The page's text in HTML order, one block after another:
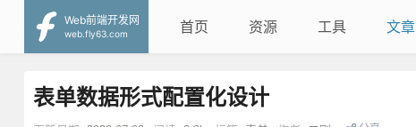
Web前端开发网
web.fly63.com
首页 资源 工具 文章
表单数据形式配置化设计